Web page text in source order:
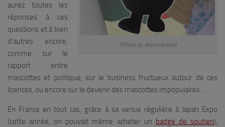
Affiche du documentaire
aurez toutes les
réponses à ces
questions et à bien
d’autres encore,
comme sur le
rapport entre
mascottes et politique, sur le business fructueux autour de ces
licences, ou encore sur le devenir des mascottes impopulaires…
En France en tout cas, grâce à sa venue régulière à Japan Expo
(cette année, on pouvait même acheter un badge de soutien),